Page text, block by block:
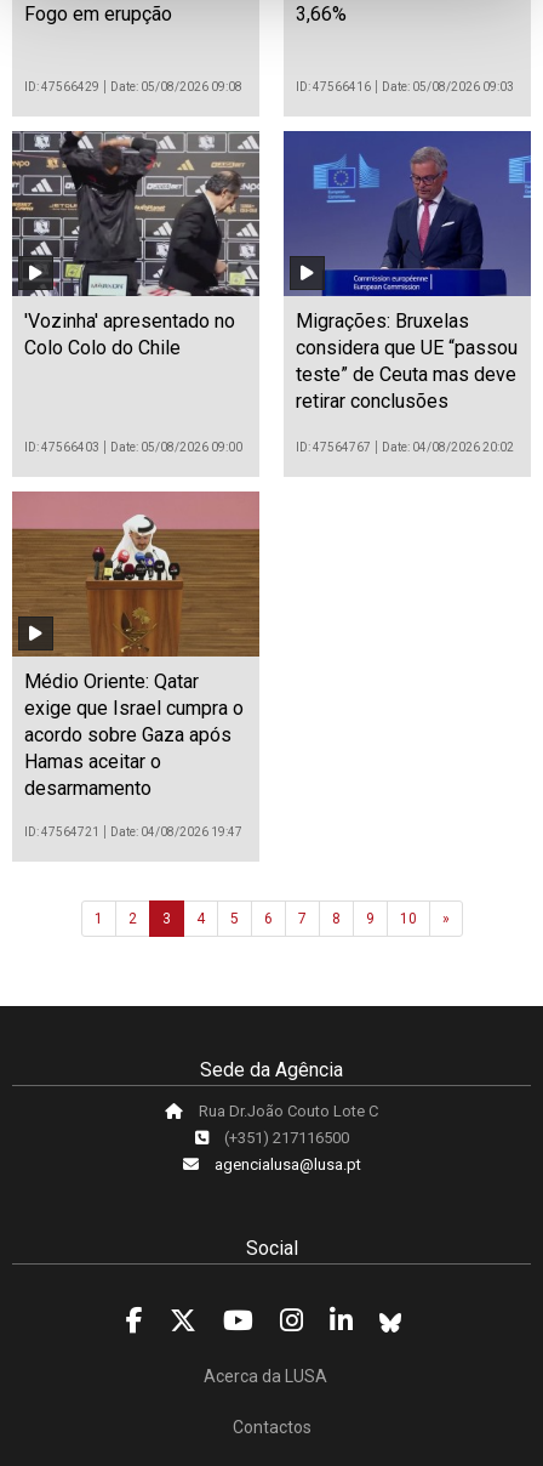
Fogo em erupção
ID: 47566429 Date: 05/08/2026 09:08
3,66%
ID: 47566416 Date: 05/08/2026 09:03
'Vozinha' apresentado no
Colo Colo do Chile
ID: 47566403 Date: 05/08/2026 09:00
Migrações: Bruxelas
considera que UE “passou
teste” de Ceuta mas deve
retirar conclusões
ID: 47564767 Date: 04/08/2026 20:02
Médio Oriente: Qatar
exige que Israel cumpra o
acordo sobre Gaza após
Hamas aceitar o
desarmamento
ID: 47564721 Date: 04/08/2026 19:47
1 2 3 4 5 6 7 8 9 10 »Next
Sede da Agência
Rua Dr.João Couto Lote C
(+351) 217116500
agencialusa@lusa.pt
Social
Acerca da LUSA
Contactos